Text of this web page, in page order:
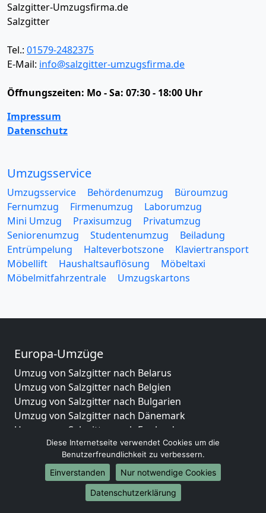
Salzgitter-Umzugsfirma.de
Salzgitter
Tel.: 01579-2482375
E-Mail: info@salzgitter-umzugsfirma.de
Öffnungszeiten: Mo - Sa: 07:30 - 18:00 Uhr
Impressum
Datenschutz
Umzugsservice
Umzugsservice Behördenumzug
Büroumzug
Fernumzug
Firmenumzug
Laborumzug
Mini Umzug
Praxisumzug
Privatumzug
Seniorenumzug
Studentenumzug
Beiladung
Entrümpelung
Halteverbotszone
Klaviertransport
Möbellift
Haushaltsauflösung
Möbeltaxi
Möbelmitfahrzentrale
Umzugskartons
Europa-Umzüge
Umzug von Salzgitter nach Belarus
Umzug von Salzgitter nach Belgien
Umzug von Salzgitter nach Bulgarien
Umzug von Salzgitter nach Dänemark
Umzug von Salzgitter nach England
Umzug von Salzgitter nach Portugal
Umzug von Salzgitter nach Bosnien
und Herzegowina
Umzug von Salzgitter nach Irland
Umzug von Salzgitter nach Lettland
Diese Internetseite verwendet Cookies um die
Benutzerfreundlichkeit zu verbessern.
Einverstanden
Nur notwendige Cookies
Datenschutzerklärung